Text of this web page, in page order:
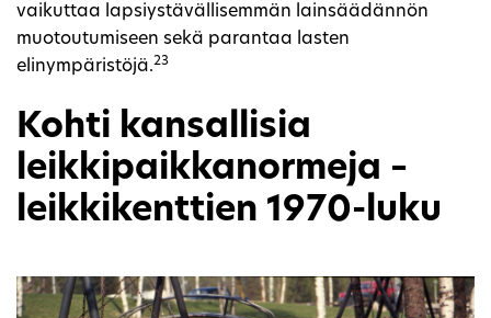
vaikuttaa lapsiystävällisemmän lainsäädännön
muotoutumiseen sekä parantaa lasten
elinympäristöjä.23
Kohti kansallisia
leikkipaikkanormeja –
leikkikenttien 1970-luku